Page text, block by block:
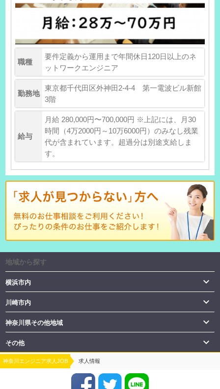
職種
要件定義から運用まで年間休日120日以上のネ
ットワークエンジニア
勤務地
東京都千代田区外神田2-4-4 第一電波ビル新館
3階
給与
月給 280,000円〜700,000円 ※上記には、月30
時間（4万2000円～10万6000円）のみなし残業
代が含まれています。超過分は別途支給しま
す。
地域から探す
横浜市内 
川崎市内 
神奈川県その他地域 
その他 
神奈川エンジニア求人JOB 求人情報